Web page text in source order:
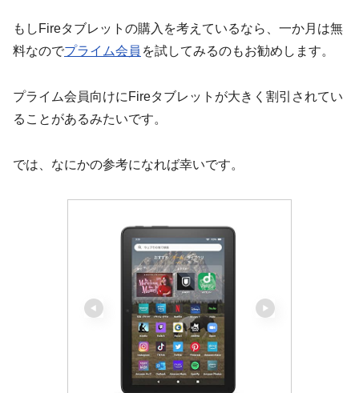
もしFireタブレットの購入を考えているなら、一か月は無
料なのでプライム会員 を試してみるのもお勧めします。
プライム会員向けにFireタブレットが大きく割引されてい
ることがあるみたいです。
では、なにかの参考になれば幸いです。